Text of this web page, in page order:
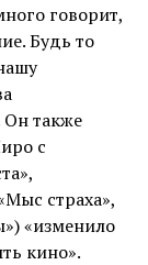
говорит,
Будь то
Он также
с
страха»,
«изменило
кино».